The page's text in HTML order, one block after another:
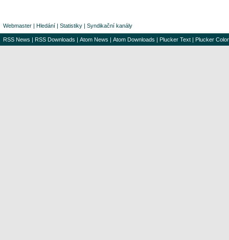
Webmaster | Hledání | Statistiky | Syndikační kanály
RSS News | RSS Downloads | Atom News | Atom Downloads | Plucker Text | Plucker Color